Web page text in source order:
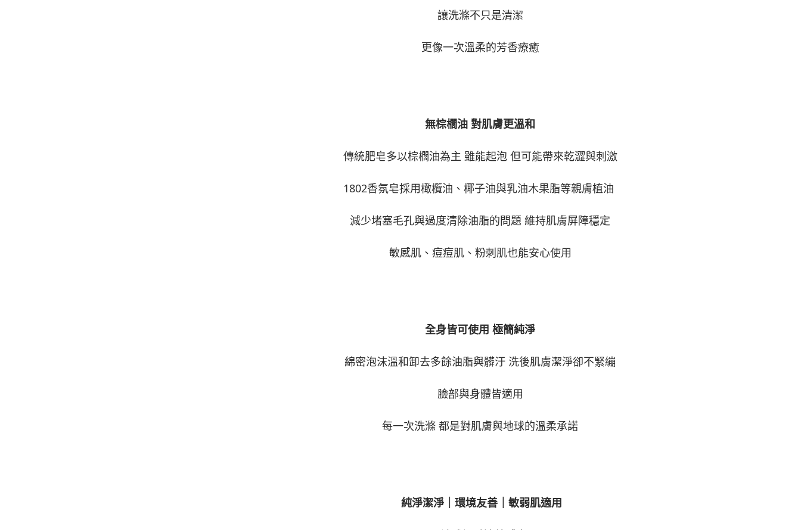
讓洗滌不只是清潔
更像一次溫柔的芳香療癒
無棕櫚油 對肌膚更溫和
傳統肥皂多以棕櫚油為主 雖能起泡 但可能帶來乾澀與刺激
1802香氛皂採用橄欖油、椰子油與乳油木果脂等親膚植油
減少堵塞毛孔與過度清除油脂的問題維持肌膚屏障穩定
敏感肌、痘痘肌、粉刺肌也能安心使用
全身皆可使用 極簡純淨
綿密泡沫溫和卸去多餘油脂與髒汙 洗後肌膚潔淨卻不緊繃
臉部與身體皆適用
每一次洗滌 都是對肌膚與地球的溫柔承諾
純淨潔淨｜環境友善｜敏弱肌適用